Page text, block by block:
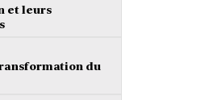
et leurs
du